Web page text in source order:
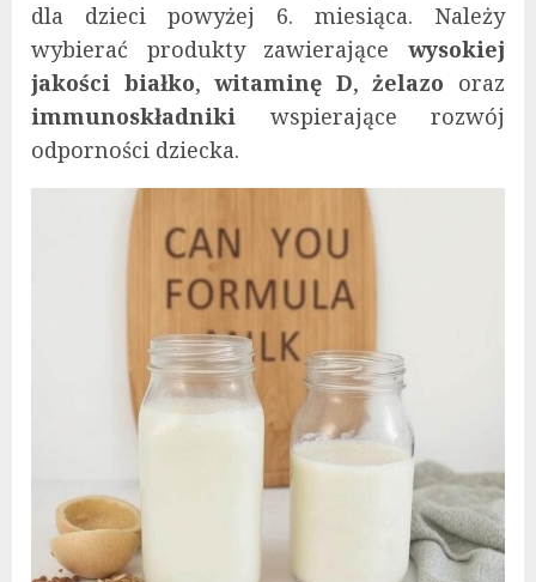
dla dzieci powyżej 6. miesiąca. Należy
wybierać produkty zawierające wysokiej
jakości białko,witaminę D,żelazo oraz
immunoskładniki wspierające rozwój
odporności dziecka.